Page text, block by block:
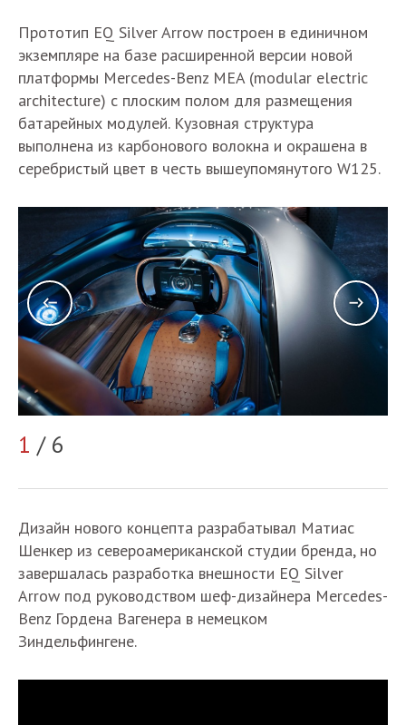
Прототип EQ Silver Arrow построен в единичном
экземпляре на базе расширенной версии новой
платформы Mercedes-Benz MEA (modular electric
architecture) с плоским полом для размещения
батарейных модулей. Кузовная структура
выполнена из карбонового волокна и окрашена в
серебристый цвет в честь вышеупомянутого W125.
1 / 6
Дизайн нового концепта разрабатывал Матиас
Шенкер из североамериканской студии бренда, но
завершалась разработка внешности EQ Silver
Arrow под руководством шеф-дизайнера Mercedes-
Benz Гордена Вагенера в немецком
Зиндельфингене.